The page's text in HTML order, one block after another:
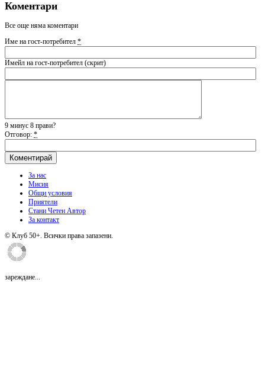
Коментари
Все още няма коментари
Име на гост-потребител *
Имейл на гост-потребител (скрит)
9 минус 8 прави?
Отговор: *
За нас
Мисия
Общи условия
Приятели
Стани Четен Автор
За контакт
© Клуб 50+. Всички права запазени.
зареждане...